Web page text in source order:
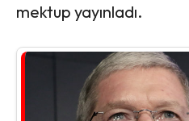
mektup yayınladı.